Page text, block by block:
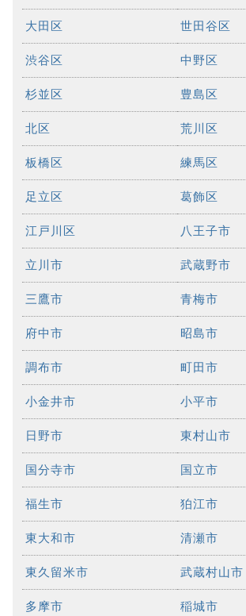
大田区 世田谷区
渋谷区 中野区
杉並区 豊島区
北区 荒川区
板橋区 練馬区
足立区 葛飾区
江戸川区 八王子市
立川市 武蔵野市
三鷹市 青梅市
府中市 昭島市
調布市 町田市
小金井市 小平市
日野市 東村山市
国分寺市 国立市
福生市 狛江市
東大和市 清瀬市
東久留米市 武蔵村山市
多摩市 稲城市